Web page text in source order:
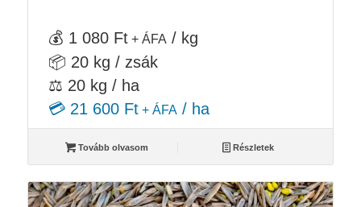
💰 1 080 Ft+ ÁFA / kg
📦 20 kg / zsák
⚖️ 20 kg / ha
💳 21 600 Ft+ ÁFA/ ha
Tovább olvasom Részletek